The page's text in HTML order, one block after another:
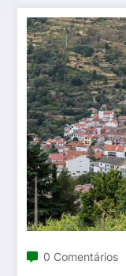
0 Comentários